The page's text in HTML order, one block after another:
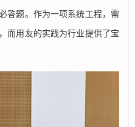
答题。作为一项系统工程，需
而用友的实践为行业提供了宝